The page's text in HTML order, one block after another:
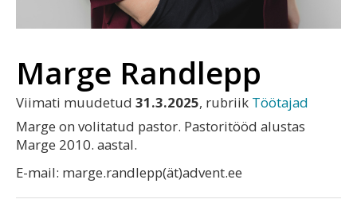
Marge Randlepp
Viimati muudetud 31.3.2025, rubriik Töötajad
Marge on volitatud pastor. Pastoritööd alustas
Marge 2010. aastal.
E-mail: marge.randlepp(ät)advent.ee